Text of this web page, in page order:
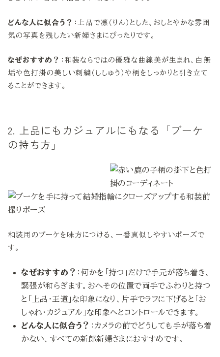
どんな人に似合う？ ：上品で凛（りん）とした、おしとやかな雰囲
気の写真を残したい新婦さまにぴったりです。
なぜおすすめ？ ：和装ならではの優雅な曲線美が生まれ、白無
垢や色打掛の美しい刺繍（ししゅう）や柄をしっかりと引き立て
ることができます。
2. 上品にもカジュアルにもなる「ブーケ
の持ち方」
和装用のブーケを味方につける、一番真似しやすいポーズで
す。
なぜおすすめ？ ：何かを「持つ」だけで手元が落ち着き、
緊張が和らぎます。おへその位置で両手でふわりと持つ
と「上品・王道」な印象になり、片手でラフに下げると「お
しゃれ・カジュアル」な印象へとコントロールできます。
どんな人に似合う？ ：カメラの前でどうしても手が落ち着
かない、すべての新郎新婦さまにおすすめです。